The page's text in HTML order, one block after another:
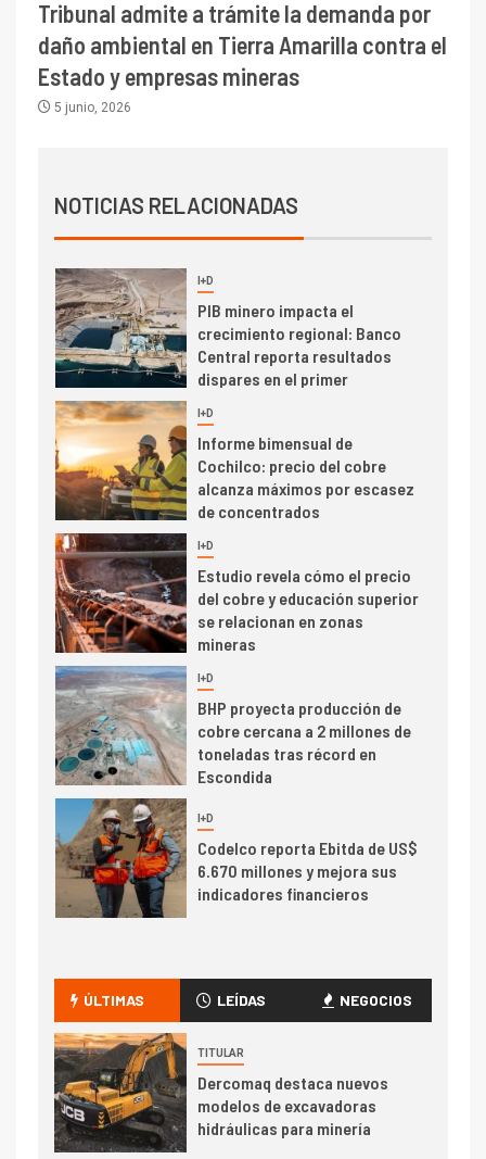
Tribunal admite a trámite la demanda por
daño ambiental en Tierra Amarilla contra el
Estado y empresas mineras
5 junio, 2026
NOTICIAS RELACIONADAS
1 I+D
Codelco Ventanas prueba
camión 100% eléctrico para
transportar cátodos al Puerto
Producción minera en mayo de
2026 cae 10,6%
3 I+D
PIB minero impacta el
crecimiento regional: Banco
Central reporta resultados
dispares en el primer
4 I+D
Informe bimensual de
Cochilco: precio del cobre
alcanza máximos por escasez
de concentrados
5 I+D
Estudio revela cómo el precio
del cobre y educación superior
se relacionan en zonas
mineras
6 I+D
BHP proyecta producción de
cobre cercana a 2 millones de
toneladas tras récord en
Escondida
I+D
Codelco reporta Ebitda de US$
6.670 millones y mejora sus
indicadores financieros
camión 100% eléctrico para
transportar cátodos al Puerto
2
Producción minera en mayo de
ÚLTIMAS LEÍDAS NEGOCIOS
TITULAR
Dercomaq destaca nuevos
modelos de excavadoras
hidráulicas para minería